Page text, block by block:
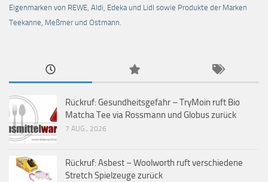
Eigenmarken von REWE, Aldi, Edeka und Lidl sowie Produkte der Marken
Teekanne, Meßmer und Ostmann.
Rückruf: Gesundheitsgefahr – TryMoin ruft Bio
Matcha Tee via Rossmann und Globus zurück
7 AUG., 2026
Rückruf: Asbest – Woolworth ruft verschiedene
Stretch Spielzeuge zurück